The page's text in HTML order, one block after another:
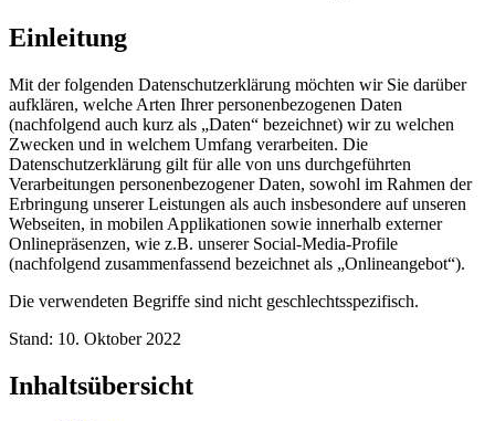
Einleitung
Mit der folgenden Datenschutzerklärung möchten wir Sie darüber
aufklären, welche Arten Ihrer personenbezogenen Daten
(nachfolgend auch kurz als „Daten“ bezeichnet) wir zu welchen
Zwecken und in welchem Umfang verarbeiten. Die
Datenschutzerklärung gilt für alle von uns durchgeführten
Verarbeitungen personenbezogener Daten, sowohl im Rahmen der
Erbringung unserer Leistungen als auch insbesondere auf unseren
Webseiten, in mobilen Applikationen sowie innerhalb externer
Onlinepräsenzen, wie z.B. unserer Social-Media-Profile
(nachfolgend zusammenfassend bezeichnet als „Onlineangebot“).
Die verwendeten Begriffe sind nicht geschlechtsspezifisch.
Stand: 10. Oktober 2022
Inhaltsübersicht